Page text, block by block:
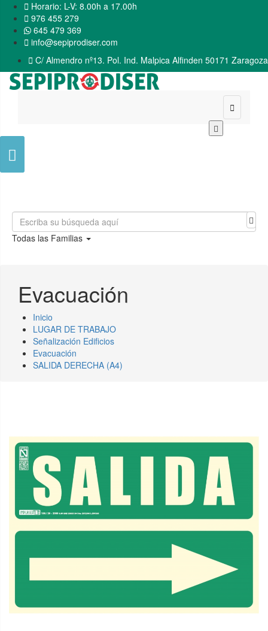
 Horario: L-V: 8.00h a 17.00h
 976 455 279
645 479 369
 info@sepiprodiser.com
 C/ Almendro nº13. Pol. Ind. Malpica Alfinden 50171 Zaragoza


Todas las Familias
Evacuación
Inicio
LUGAR DE TRABAJO
Señalización Edificios
Evacuación
SALIDA DERECHA (A4)